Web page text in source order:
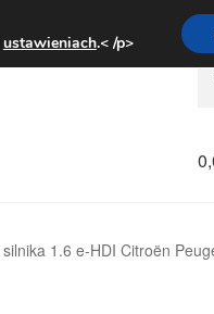
Pn.-pt. 9:00-16:00
silnika 1.6 e-HDI Citroën
ustawieniach.< /p>